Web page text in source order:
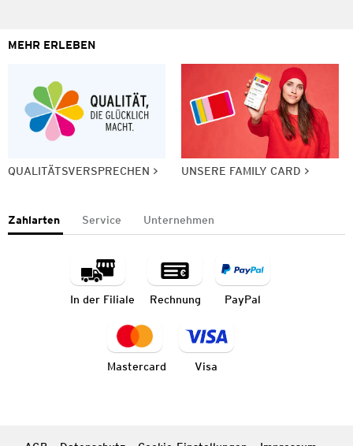
MEHR ERLEBEN
QUALITÄTSVERSPRECHEN UNSERE FAMILY CARD
Zahlarten Service Unternehmen
In der Filiale Rechnung PayPal
Mastercard Visa